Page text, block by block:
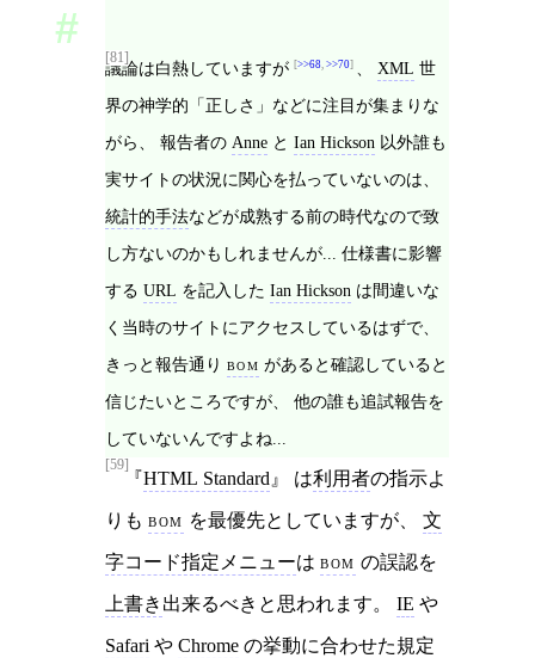
[81]
議論は白熱していますが >>68, >>70 、 XML 世
界の神学的「正しさ」などに注目が集まりな
がら、 報告者の Anne と Ian Hickson 以外誰も
実サイトの状況に関心を払っていないのは、
統計的手法などが成熟する前の時代なので致
し方ないのかもしれませんが... 仕様書に影響
する URL を記入した Ian Hickson
く当時のサイトにアクセスしているはずで、
きっと報告通り bom があると確認していると
信じたいところですが、 他の誰も追試報告を
していないんですよね...
[59]
HTML Standard は利用者の指示よ
りも bom を最優先としていますが、 文
字コード指定メニューは bom の誤認を
上書き 出来るべきと思われます。 IE や
Safari や Chrome の挙動に合わせた規定